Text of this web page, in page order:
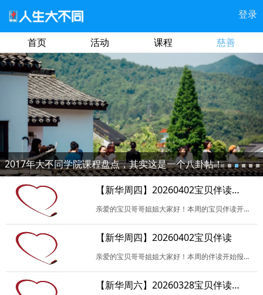
登录
首页 活动 课程 慈善
2017年大不同学院课程盘点，其实这是一个八卦帖！
【新华周四】20260402宝贝伴读（观摩）
亲爱的宝贝哥哥姐姐大家好！本周的宝贝伴读开始报名啦！这里是观摩和服务的报名链接！欢迎各位服务/观摩的伙伴积极报名试读（请备注试读故事名），请自带试读绘本。开车的伙…
【新华周四】20260402宝贝伴读
亲爱的宝贝哥哥姐姐大家好！本周的伴读开始报名啦！报名请注明岗位（开场、故事、记录），伴读及试读请备注故事名。开车的伙伴请备注“车牌号+手机号码”。报名成功后，如无…
【新华周六】20260328宝贝伴读（观摩）